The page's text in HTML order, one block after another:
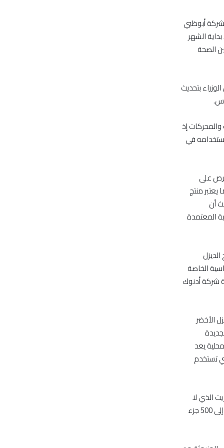
شركة أبوظبي
الشهر
الصحة
بتحديث
إذ
في
على
منتج
أن
المعتمدة
الخاصة
شركة أدنوك
الأخضر
الجديدة
يعد
تستخدم
الذي لا
يزيد عن 10 أجزاء في المليون ليحل محل نوع الديزل السابق والذي يصل مستوى الكبريت فيه إلى 500 جزء